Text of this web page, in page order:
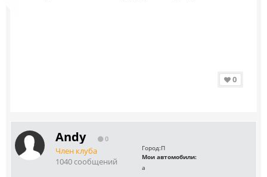
0
Andy 0
Член клуба
1040 сообщений
Город:П
Мои автомобили:
а